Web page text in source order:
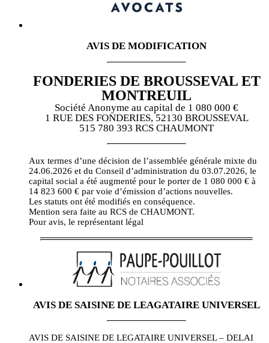
AVIS DE MODIFICATION
FONDERIES DE BROUSSEVAL ET
MONTREUIL
Société Anonyme au capital de 1 080 000 €
1 RUE DES FONDERIES, 52130 BROUSSEVAL
515 780 393 RCS CHAUMONT
Aux termes d’une décision de l’assemblée générale mixte du
24.06.2026 et du Conseil d’administration du 03.07.2026, le
capital social a été augmenté pour le porter de 1 080 000 € à
14 823 600 € par voie d’émission d’actions nouvelles.
Les statuts ont été modifiés en conséquence.
Mention sera faite au RCS de CHAUMONT.
Pour avis, le représentant légal
AVIS DE SAISINE DE LEAGATAIRE UNIVERSEL
AVIS DE SAISINE DE LEGATAIRE UNIVERSEL – DELAI